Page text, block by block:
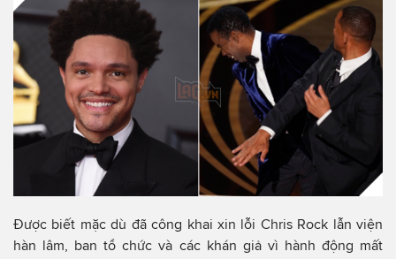
Được biết mặc dù đã công khai xin lỗi Chris Rock lẫn viện
hàn lâm, ban tổ chức và các khán giả vì hành động mất